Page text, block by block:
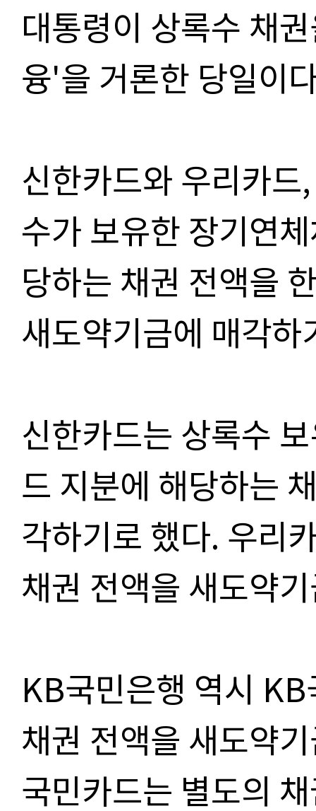
대통령이 상록수 채
융'을 거론한 당일이
신한카드와 우리카
수가 보유한 장기연
당하는 채권 전액을
새도약기금에 매각
신한카드는 상록수
드 지분에 해당하는
각하기로 했다. 우리
채권 전액을 새도약
KB국민은행 역시
채권 전액을 새도약
국민카드는 별도의